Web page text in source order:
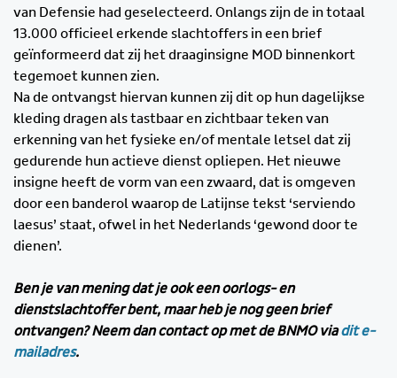
van Defensie had geselecteerd. Onlangs zijn de in totaal
13.000 officieel erkende slachtoffers in een brief
geïnformeerd dat zij het draaginsigne MOD binnenkort
tegemoet kunnen zien.
Na de ontvangst hiervan kunnen zij dit op hun dagelijkse
kleding dragen als tastbaar en zichtbaar teken van
erkenning van het fysieke en/of mentale letsel dat zij
gedurende hun actieve dienst opliepen. Het nieuwe
insigne heeft de vorm van een zwaard, dat is omgeven
door een banderol waarop de Latijnse tekst ‘serviendo
laesus’ staat, ofwel in het Nederlands ‘gewond door te
dienen’.
Ben je van mening dat je ook een oorlogs- en
dienstslachtoffer bent, maar heb je nog geen brief
ontvangen? Neem dan contact op met de BNMO viadit e-
mailadres.